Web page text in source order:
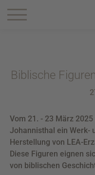
Biblische
Vom 21. - 23 März
Johannisthal ein Werk-
Herstellung von LEA-
Diese Figuren eignen
von biblischen